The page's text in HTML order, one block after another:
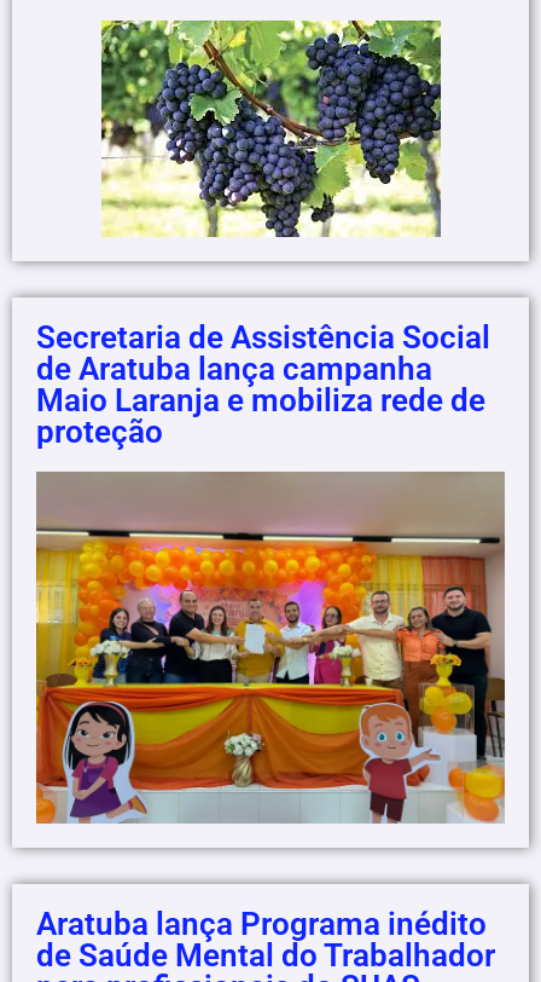
Secretaria de Assistência Social
de Aratuba lança campanha
Maio Laranja e mobiliza rede de
proteção
Aratuba lança Programa inédito
de Saúde Mental do Trabalhador